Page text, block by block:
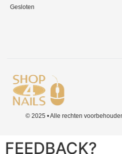
Gesloten
© 2025 • Alle rechten
FEEDBACK?